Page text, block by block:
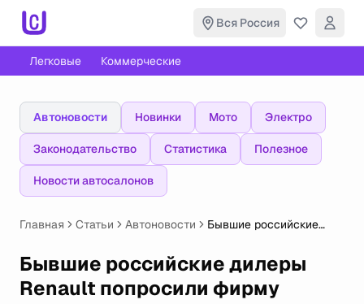
Вся Россия
Легковые Коммерческие
Автоновости Новинки Мото Электро
Законодательство Статистика Полезное
Новости автосалонов
Главная Статьи Автоновости
Бывшие российские
попросили фирму
компенсировать
их убытки
Бывшие российские дилеры
Renault попросили фирму